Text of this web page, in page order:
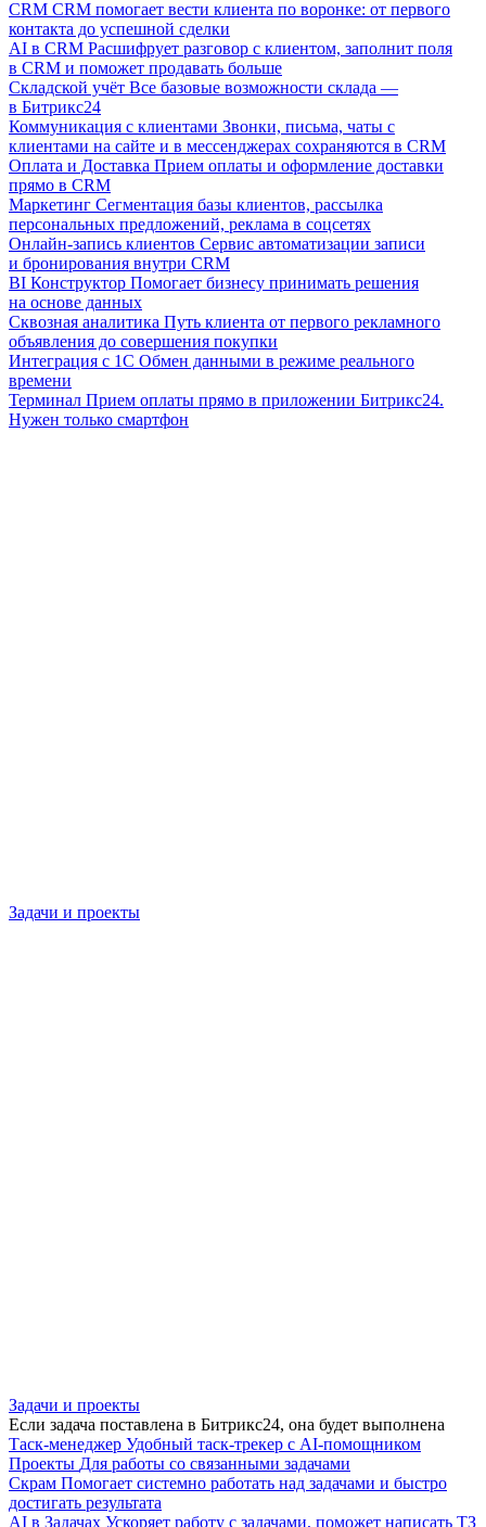
CRM CRM помогает вести клиента по воронке: от первого
контакта до успешной сделки
AI в CRM Расшифрует разговор с клиентом, заполнит поля
в CRM и поможет продавать больше
Складской учёт Все базовые возможности склада —
в Битрикс24
Коммуникация с клиентами Звонки, письма, чаты с
клиентами на сайте и в мессенджерах сохраняются в CRM
Оплата и Доставка Прием оплаты и оформление доставки
прямо в CRM
Маркетинг Сегментация базы клиентов, рассылка
персональных предложений, реклама в соцсетях
Онлайн-запись клиентов Сервис автоматизации записи
и бронирования внутри CRM
BI Конструктор Помогает бизнесу принимать решения
на основе данных
Сквозная аналитика Путь клиента от первого рекламного
объявления до совершения покупки
Интеграция с 1С Обмен данными в режиме реального
времени
Терминал Прием оплаты прямо в приложении Битрикс24.
Нужен только смартфон
Задачи и проекты
Задачи и проекты
Если задача поставлена в Битрикс24, она будет выполнена
Таск-менеджер Удобный таск-трекер с AI-помощником
Проекты Для работы со связанными задачами
Скрам Помогает системно работать над задачами и быстро
достигать результата
AI в Задачах Ускоряет работу с задачами, поможет написать ТЗ